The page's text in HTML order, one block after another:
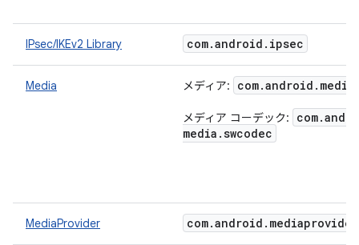
IPsec/IKEv2 Library com.android . ipsec
Media メディア: com.android . media
メディア コーデック: com.
media .swcodec
MediaProvider com.android . mediaprovider